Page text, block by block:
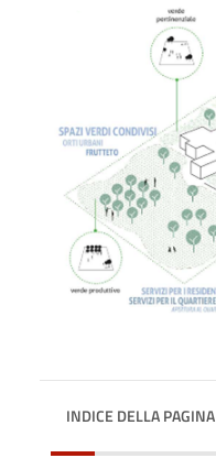
INDICE DELLA PAGINA